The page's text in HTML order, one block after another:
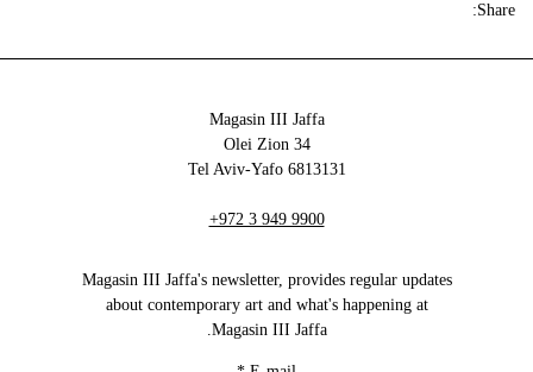
Share:
Magasin III Jaffa
34 Olei Zion
6813131 Tel Aviv-Yafo
+972 3 949 9900
Magasin III Jaffa's newsletter, provides regular updates
about contemporary art and what's happening at
Magasin III Jaffa.